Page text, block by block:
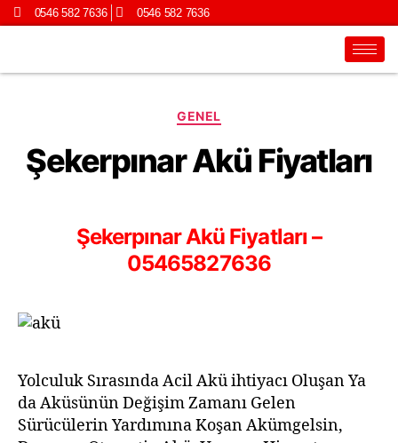
0546 582 7636 0546 582 7636
GENEL
Şekerpınar Akü Fiyatları
Şekerpınar Akü Fiyatları –
05465827636
Yolculuk Sırasında Acil Akü ihtiyacı Oluşan Ya
da Aküsünün Değişim Zamanı Gelen
Sürücülerin Yardımına Koşan Akümgelsin,